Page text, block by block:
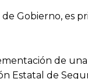
Gobierno, es
de
Estatal de